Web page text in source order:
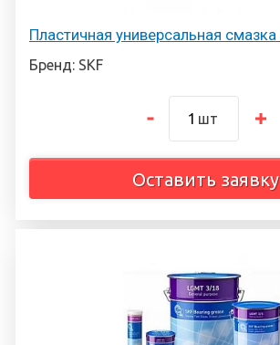
Пластичная универсальная
Бренд: SKF
шт
Оставить заявку